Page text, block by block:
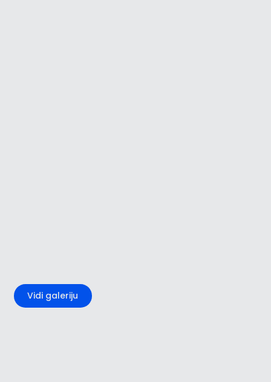
Vidi galeriju